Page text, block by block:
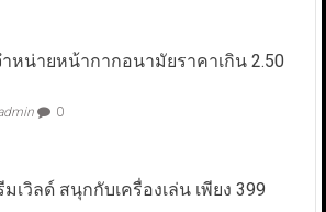
หน่ายหน้ากากอนามัยราคาเกิน 2.50
0
เวิลด์ สนุกกับเครื่องเล่น เพียง 399